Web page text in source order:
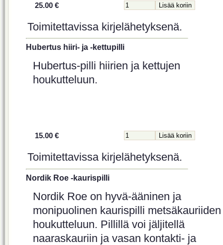
25.00 €
Toimitettavissa kirjelähetyksenä.
Hubertus hiiri- ja -kettupilli
Hubertus-pilli hiirien ja kettujen
houkutteluun.
15.00 €
Toimitettavissa kirjelähetyksenä.
Nordik Roe -kaurispilli
Nordik Roe on hyvä-ääninen ja
monipuolinen kaurispilli metsäkauriiden
houkutteluun. Pillillä voi jäljitellä
naaraskauriin ja vasan kontakti- ja